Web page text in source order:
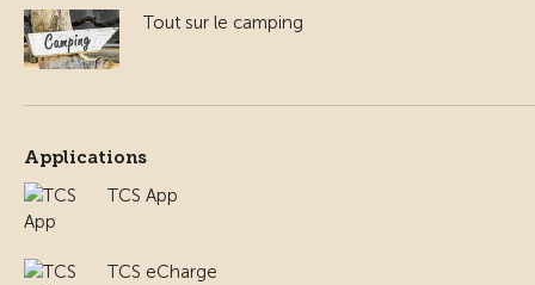
Tout sur le camping
Applications
TCS App
TCS eCharge